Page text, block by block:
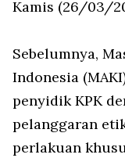
Kamis (26/03/
Sebelumnya,
Indonesia
penyidik KPK
pelanggaran
perlakuan